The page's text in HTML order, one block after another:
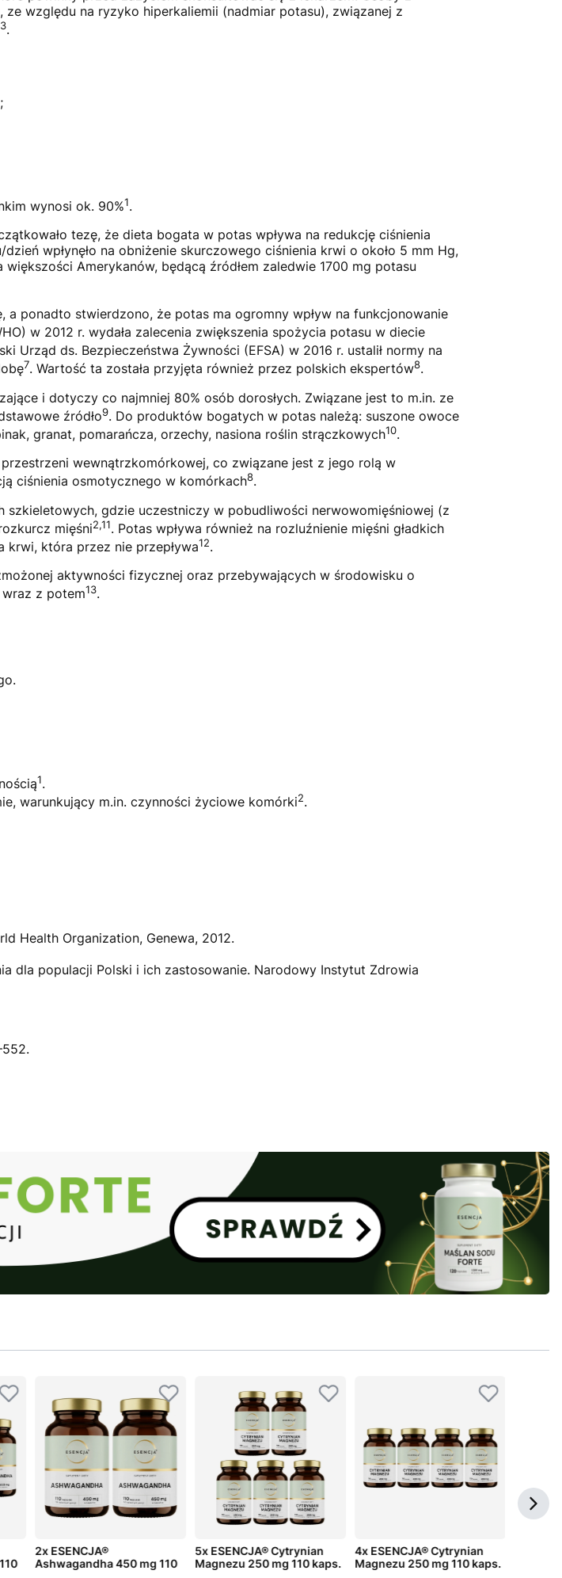
względu na ryzyko hiperkaliemii (nadmiar potasu), związanej z
3.
wynosi ok. 90%1.
tezę, że dieta bogata w potas wpływa na redukcję ciśnienia
wpłynęło na obniżenie skurczowego ciśnienia krwi o około 5 mm Hg,
Amerykanów, będącą źródłem zaledwie 1700 mg potasu
ponadto stwierdzono, że potas ma ogromny wpływ na funkcjonowanie
w 2012 r. wydała zalecenia zwiększenia spożycia potasu w diecie
Urząd ds. Bezpieczeństwa Żywności (EFSA) w 2016 r. ustalił normy na
7. Wartość ta została przyjęta również przez polskich ekspertów8.
i dotyczy co najmniej 80% osób dorosłych. Związane jest to m.in. ze
źródło9. Do produktów bogatych w potas należą: suszone owoce
granat, pomarańcza, orzechy, nasiona roślin strączkowych10.
wewnątrzkomórkowej, co związane jest z jego rolą w
ciśnienia osmotycznego w komórkach8.
szkieletowych, gdzie uczestniczy w pobudliwości nerwowomięśniowej (z
mięśni2,11. Potas wpływa również na rozluźnienie mięśni gładkich
krwi, która przez nie przepływa12.
aktywności fizycznej oraz przebywających w środowisku o
z potem13.
1.
warunkujący m.in. czynności życiowe komórki2.
Health Organization, Genewa, 2012.
dla populacji Polski i ich zastosowanie. Narodowy Instytut Zdrowia
2x ESENCJA®
Ashwagandha 450 mg 110
5x ESENCJA® Cytrynian
Magnezu 250 mg 110 kaps.
4x ESENCJA® Cytrynian
Magnezu 250 mg 110 kaps.